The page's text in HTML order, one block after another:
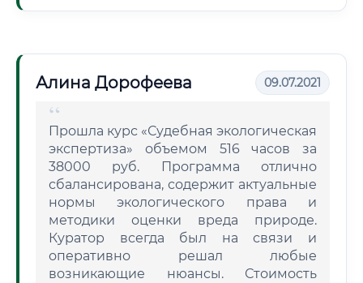
Алина Дорофеева 09.07.2021
Прошла курс «Судебная экологическая
экспертиза» объемом 516 часов за
38000 руб. Программа отлично
сбалансирована, содержит актуальные
нормы экологического права и
методики оценки вреда природе.
Куратор всегда был на связи и
оперативно решал любые
возникающие нюансы. Стоимость